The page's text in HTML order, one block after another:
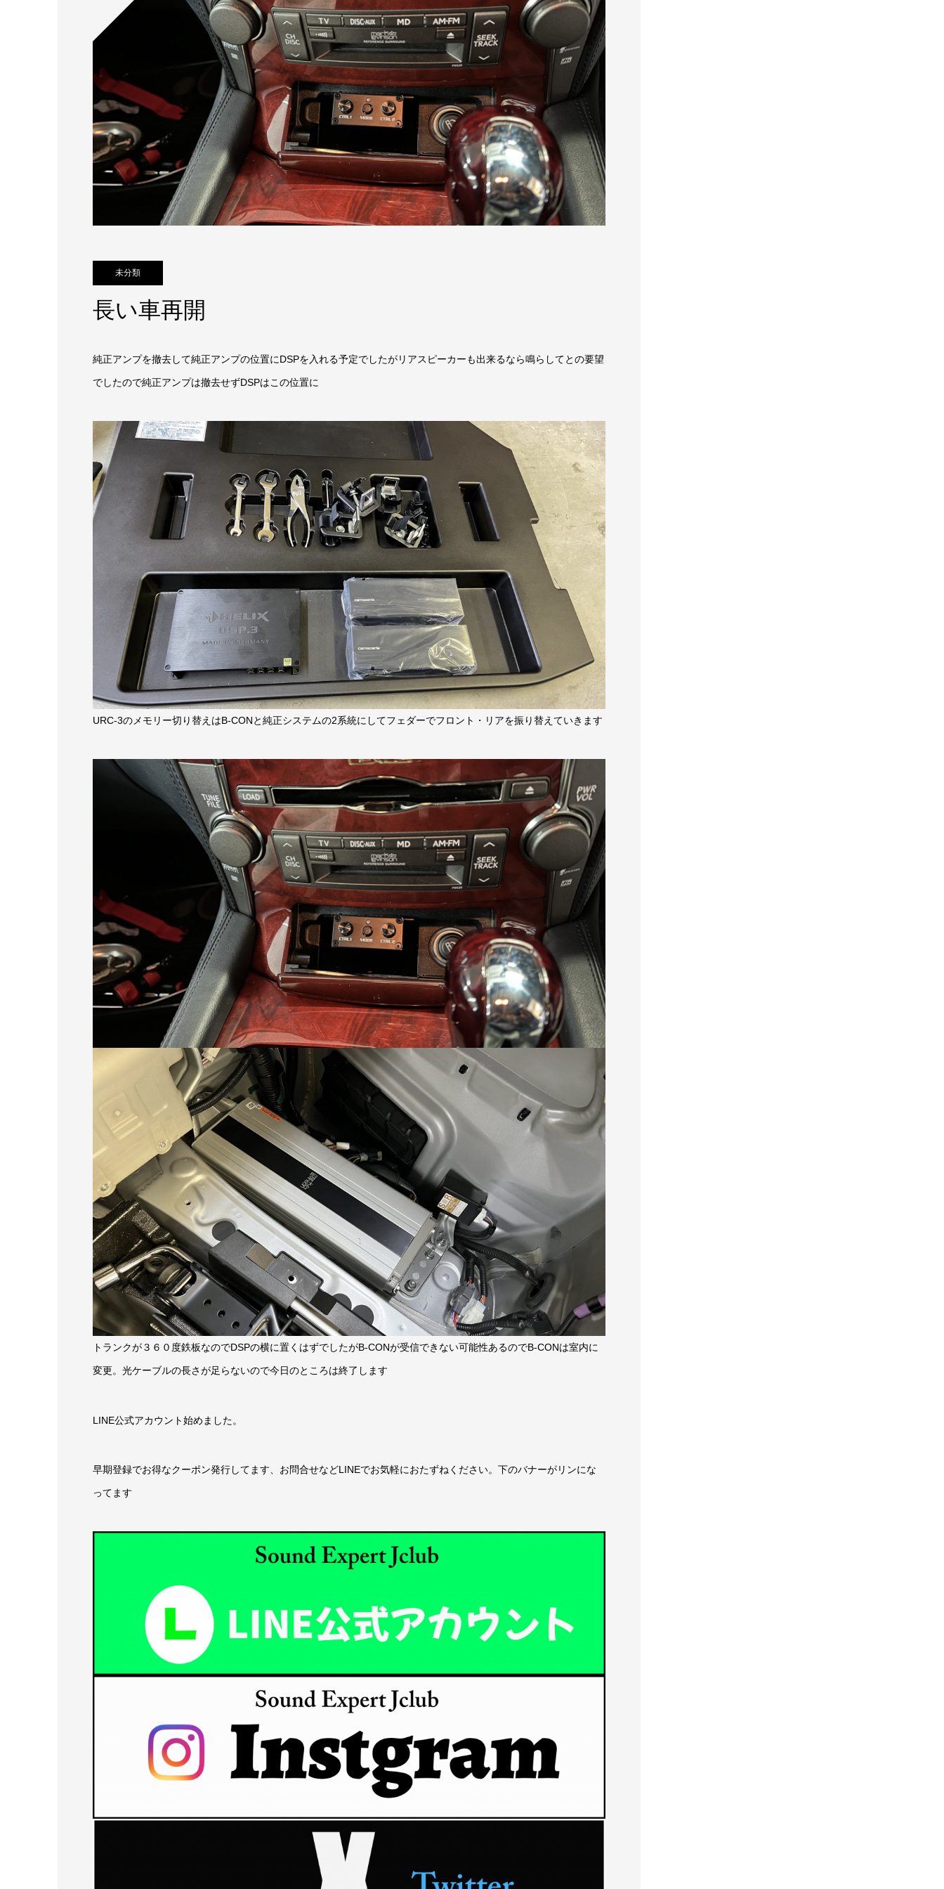
未分類
長い車再開
純正アンプを撤去して純正アンプの位置にDSPを入れる予定でしたがリアスピーカーも出来るなら鳴らしてとの要望
でしたので純正アンプは撤去せずDSPはこの位置に
URC-3のメモリー切り替えはB-CONと純正システムの2系統にしてフェダーでフロント・リアを振り替えていきます
トランクが３６０度鉄板なのでDSPの横に置くはずでしたがB-CONが受信できない可能性あるのでB-CONは室内に
変更。光ケーブルの長さが足らないので今日のところは終了します
LINE公式アカウント始めました。
早期登録でお得なクーポン発行してます、お問合せなどLINEでお気軽におたずねください。下のバナーがリンにな
ってます